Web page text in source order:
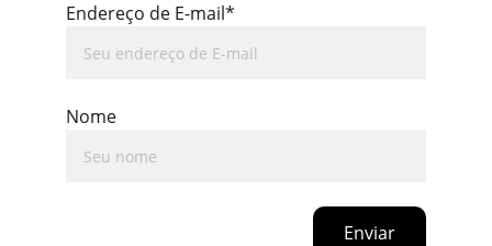
Endereço de E-mail*
Nome
Enviar